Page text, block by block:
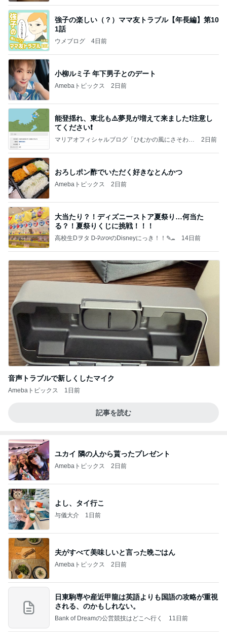
強子の楽しい（？）ママ友トラブル【年長編】第10
1話
ウメブログ 4日前
小柳ルミ子 年下男子とのデート
Amebaトピックス 2日前
能登揺れ、東北も⚠️夢見が増えて来ました❗️注意し
てください❗️
マリアオフィシャルブログ「ひむかの風にさそわれ
2日前
おろしポン酢でいただく好きなとんかつ
Amebaトピックス 2日前
大当たり？！ディズニーストア夏祭り…何当た
る？！夏祭りくじに挑戦！！！
高校生Dヲタ Ꭰ-ᎮꭵꭹꭴのDisneyにっき！！✎ܚ 14日前
音声トラブルで新しくしたマイク
Amebaトピックス 1日前
記事を読む
ユカイ 隣の人から貰ったプレゼント
Amebaトピックス 2日前
よし、タイ行こ
与儀大介 1日前
夫がすべて美味しいと言った晩ごはん
Amebaトピックス 2日前
日東駒専や産近甲龍は英語よりも国語の攻略が重視
される、のかもしれない。
Bank of Dreamの公営競技はどこへ行く 11日前